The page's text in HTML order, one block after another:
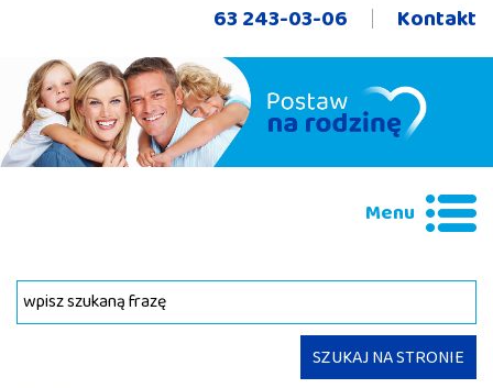
63 243-03-06
Kontakt
Menu
Wyszukiwana fraza
SZUKAJ NA STRONIE